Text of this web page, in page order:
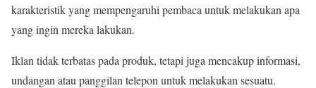
karakteristik yang mempengaruhi pembaca untuk melakukan apa
yang ingin mereka lakukan.
Iklan tidak terbatas pada produk, tetapi juga mencakup informasi,
undangan atau panggilan telepon untuk melakukan sesuatu.